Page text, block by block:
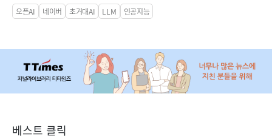
오픈AI 네이버 초거대AI LLM 인공지능
베스트 클릭